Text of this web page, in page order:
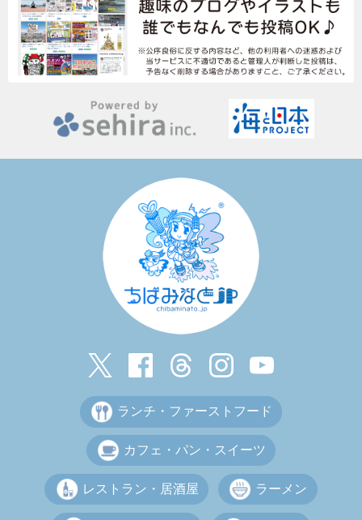
ランチ・ファーストフード
カフェ・パン・スイーツ
レストラン・居酒屋 ラーメン